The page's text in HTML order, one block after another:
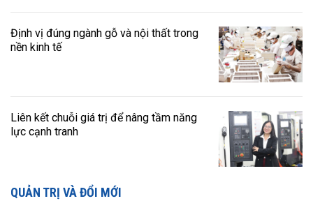
Định vị đúng ngành gỗ và nội thất trong
nền kinh tế
Liên kết chuỗi giá trị để nâng tầm năng
lực cạnh tranh
QUẢN TRỊ VÀ ĐỔI MỚI